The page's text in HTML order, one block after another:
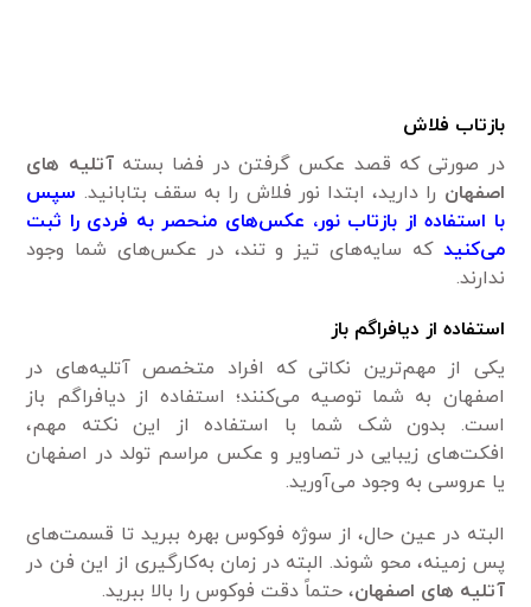
بازتاب فلاش
در صورتی که قصد عکس گرفتن در فضا بستهآتلیه های
اصفهان را دارید، ابتدا نور فلاش را به سقف بتابانید. سپس
با استفاده از بازتاب نور، عکس‌های منحصر به فردی را ثبت
می‌کنید که سایه‌های تیز و تند، در عکس‌های شما وجود
ندارند.
استفاده از دیافراگم باز
یکی از مهم‌ترین نکاتی که افراد متخصص آتلیه‌های در
اصفهان به شما توصیه می‌کنند؛ استفاده از دیافراگم باز
است. بدون شک شما با استفاده از این نکته مهم،
افکت‌های زیبایی در تصاویر و عکس مراسم تولد در اصفهان
یا عروسی به وجود می‌آورید.
البته در عین حال، از سوژه فوکوس بهره ببرید تا قسمت‌های
پس زمینه، محو شوند. البته در زمان به‌کارگیری از این فن در
آتلیه های اصفهان، حتماً دقت فوکوس را بالا ببرید.